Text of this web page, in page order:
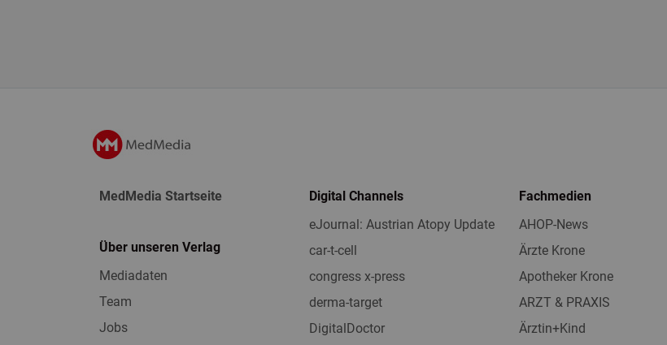
MedMedia Startseite
Über unseren Verlag
Mediadaten
Team
Jobs
Digital Channels
eJournal: Austrian Atopy Update
car-t-cell
congress x-press
derma-target
DigitalDoctor
Fachmedien
AHOP-News
Ärzte Krone
Apotheker Krone
ARZT & PRAXIS
Ärztin+Kind